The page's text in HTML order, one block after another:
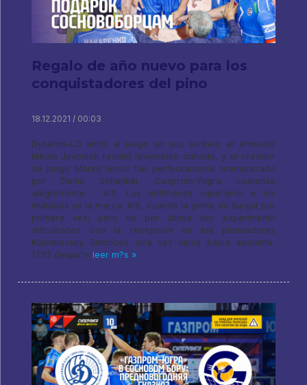
Regalo de año nuevo para los
conquistadores del pino
18.12.2021 / 00:03
Dynamo-LO entró al juego sin sus serbios: el armador
Nikola Jovovich resultó levemente dañado, y el creador
de juego Marko Ivović fue perfectamente reemplazado
por Denis Schenkel. Gazprom-Yugra comenzó
alegremente - 4:0. Los anfitriones superaron a los
invitados en la marca. 8:8, cuando la gente de Surgut por
primera vez, pero no por última vez experimentó
dificultades con la recepción de los planeadores
Kolenkovsky. Entonces otra vez lanza hacia adelante,
17:13 despu?s leer m?s »